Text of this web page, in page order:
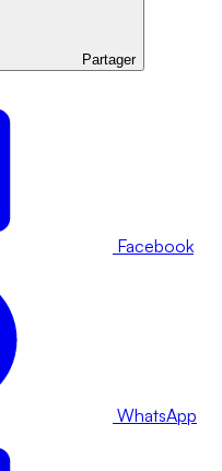
Partager
Facebook
WhatsApp